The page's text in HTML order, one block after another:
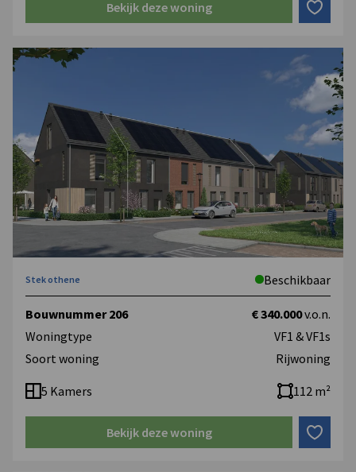
Het indelen, afwerken en inrichten van je nieuwbouwwoning
is een stevige klus. Je ontdekt pas echt wat bij je past als je
met hulp van onze deskundige specialisten, een uniek
experience center én een handig online platform. Hier staan
ook alle kopersopties inzichtelijk op een rij. Van extra
lichtpunten en data-aansluitingen tot een uitbouw en
opties voor sanitair en tegelwerk.Lees meer over
Homestudios en de kopersopties.
Ben je op zoek naar een eigentijdse woning in een groene en
waterrijke omgeving? Neem contact op met Smolders
Bekijk deze woning
Stek othene Beschikbaar
Bouwnummer 206 € 340.000v.o.n.
Woningtype
VF1 & VF1s
Soort woning
Rijwoning
5 Kamers 112 m²
Bekijk deze woning